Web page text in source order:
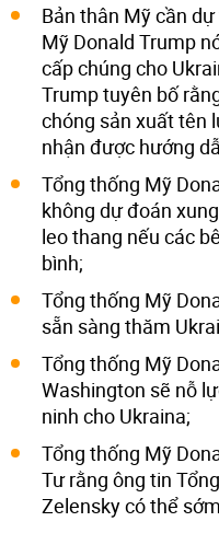
Bản thân Mỹ cần
Mỹ Donald Trump
cấp chúng cho
Trump tuyên bố
chóng sản xuất tên
nhận được hướng
Tổng thống Mỹ
không dự đoán
leo thang nếu các
bình;
Tổng thống Mỹ
sẵn sàng thăm
Tổng thống Mỹ
Washington sẽ nỗ
ninh cho Ukraina;
Tổng thống Mỹ
Tư rằng ông tin
Zelensky có thể